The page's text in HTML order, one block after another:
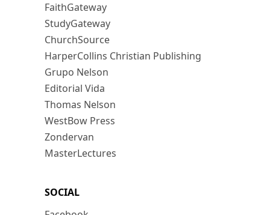
FaithGateway
StudyGateway
ChurchSource
HarperCollins Christian Publishing
Grupo Nelson
Editorial Vida
Thomas Nelson
WestBow Press
Zondervan
MasterLectures
SOCIAL